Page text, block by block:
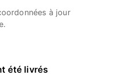
à jour
été livrés